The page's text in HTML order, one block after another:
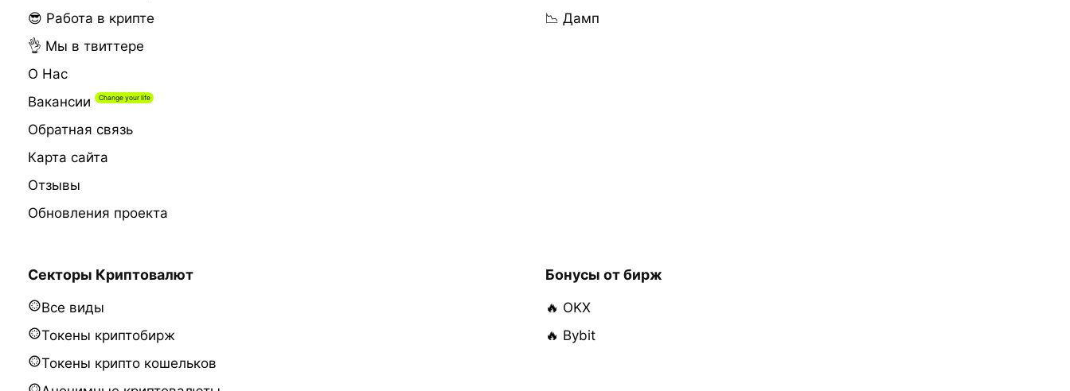
😎 Работа в крипте
👌 Мы в твиттере
О Нас
Вакансии
Обратная связь
Карта сайта
Отзывы
Обновления проекта
📉 Дамп
Секторы Криптовалют
Все виды
Токены криптобирж
Токены крипто кошельков
Бонусы от бирж
🔥 OKX
🔥 Bybit